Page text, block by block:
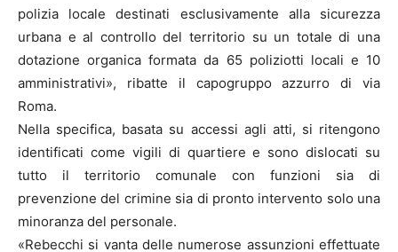
polizia locale destinati esclusivamente alla sicurezza
urbana e al controllo del territorio su un totale di una
dotazione organica formata da 65 poliziotti locali e 10
amministrativi», ribatte il capogruppo azzurro di via
Roma.
Nella specifica, basata su accessi agli atti, si ritengono
identificati come vigili di quartiere e sono dislocati su
tutto il territorio comunale con funzioni sia di
prevenzione del crimine sia di pronto intervento solo una
minoranza del personale.
«Rebecchi si vanta delle numerose assunzioni effettuate